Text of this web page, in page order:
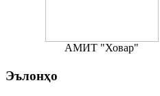
АМИТ "Ховар"
Эълонҳо